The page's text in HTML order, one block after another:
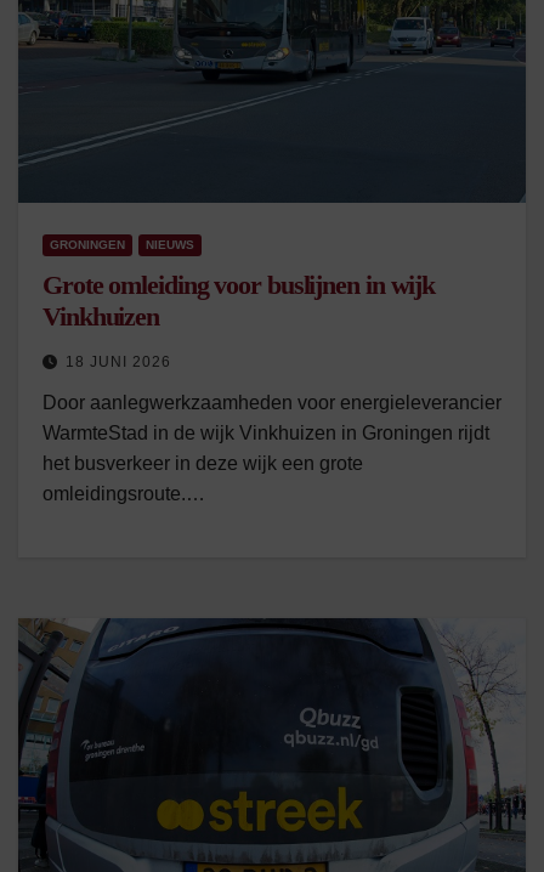
GRONINGEN NIEUWS
Grote omleiding voor buslijnen in wijk
Vinkhuizen
18 JUNI 2026
Door aanlegwerkzaamheden voor energieleverancier
WarmteStad in de wijk Vinkhuizen in Groningen rijdt
het busverkeer in deze wijk een grote
omleidingsroute.…